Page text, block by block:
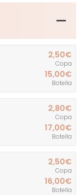
2,50€
Copa
15,00€
Botella
2,80€
Copa
17,00€
Botella
2,50€
Copa
16,00€
Botella